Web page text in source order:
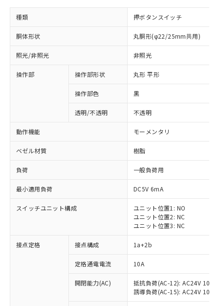
種類 押ボタンスイッチ
胴体形状 丸胴形(φ22/25mm共用)
照光/非照光 非照光
操作部 操作部形状 丸形 平形
操作部色 黒
透明/不透明 不透明
動作機能 モーメンタリ
ベゼル材質 樹脂
負荷 一般負荷用
最小適用負荷 DC5V 6mA
スイッチユニット構成
ユニット位置1: NO
ユニット位置2: NC
ユニット位置3: NC
接点定格 接点構成 1a+2b
定格通電電流 10A
開閉能力(AC)
抵抗負荷(AC-12): AC24V 10A/
誘導負荷(AC-15): AC24V
※1 対応状況
対応済み：EU RoHS指令（10物質）の
非含有に対応した製品が提供可能な商品で
対応予定：EU RoHS指令（10物質）の非含